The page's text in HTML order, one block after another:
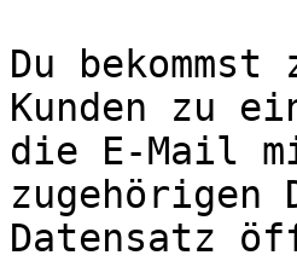
Du
Kunden zu
die E-Mail
zugehörigen
Datensatz